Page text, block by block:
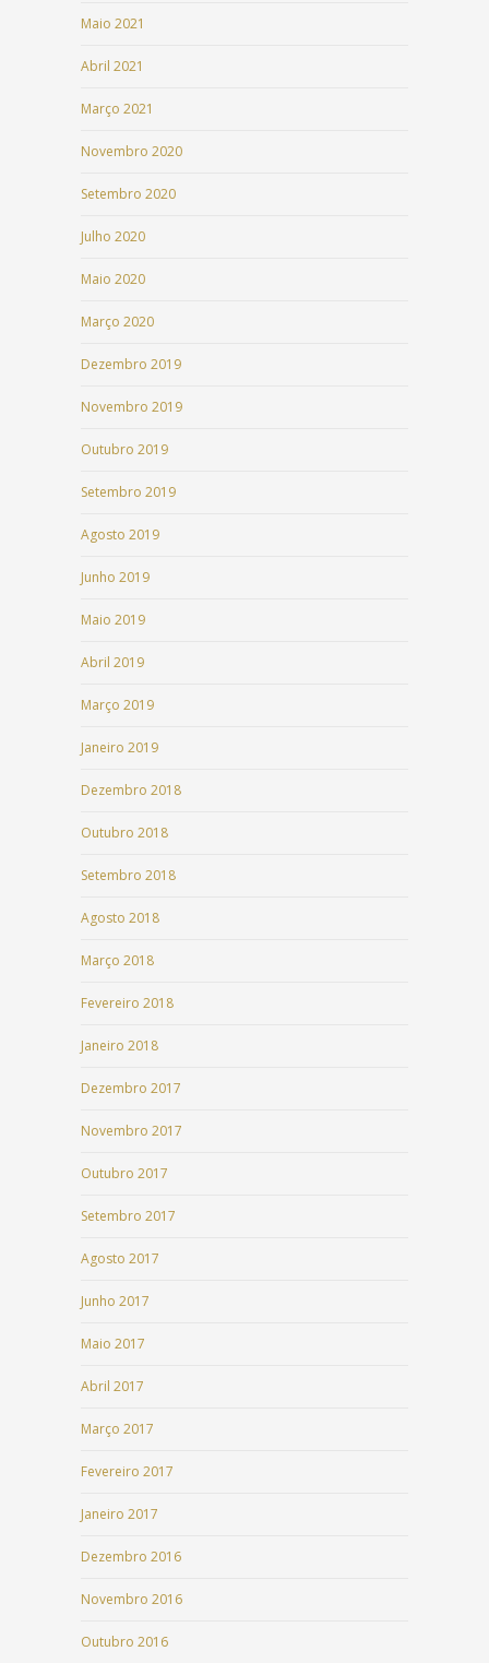
Maio 2021
Abril 2021
Março 2021
Novembro 2020
Setembro 2020
Julho 2020
Maio 2020
Março 2020
Dezembro 2019
Novembro 2019
Outubro 2019
Setembro 2019
Agosto 2019
Junho 2019
Maio 2019
Abril 2019
Março 2019
Janeiro 2019
Dezembro 2018
Outubro 2018
Setembro 2018
Agosto 2018
Março 2018
Fevereiro 2018
Janeiro 2018
Dezembro 2017
Novembro 2017
Outubro 2017
Setembro 2017
Agosto 2017
Junho 2017
Maio 2017
Abril 2017
Março 2017
Fevereiro 2017
Janeiro 2017
Dezembro 2016
Novembro 2016
Outubro 2016